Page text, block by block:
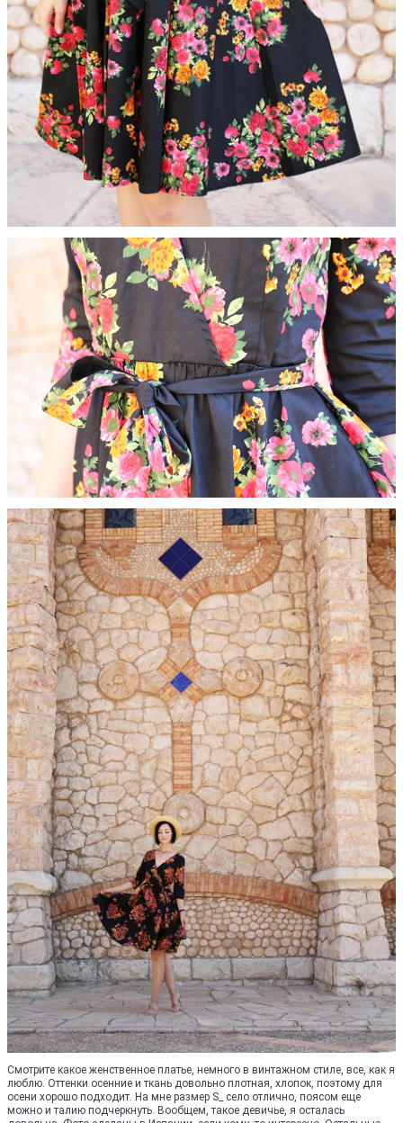
Смотрите какое женственное платье, немного в винтажном стиле, все, как я
люблю. Оттенки осенние и ткань довольно плотная, хлопок, поэтому для
осени хорошо подходит. На мне размер S_ село отлично, поясом еще
можно и талию подчеркнуть. Вообщем, такое девичье, я осталась